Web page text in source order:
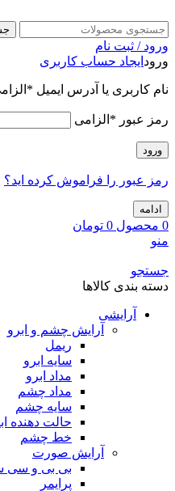
ورود / ثبت نام
ورود ایجاد حساب کاربری
نام کاربری یا آدرس ایمیل *
رمز عبور * الزامی
ورود
رمز عبور را فراموش کرده اید؟
ادامه
0 محصول 0 تومان
منو
جستجو
دسته بندی کالاها
آرایشی
آرایش چشم و ابرو
ریمل
سایه ابرو
مداد ابرو
مداد چشم
سایه چشم
حالت دهنده
خط چشم
آرایش صورت
بی بی و سی
پرایمر